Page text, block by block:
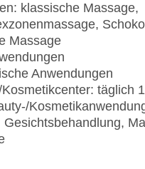
klassische Massage,
Massage
Anwendungen
täglich
Gesichtsbehandlung,